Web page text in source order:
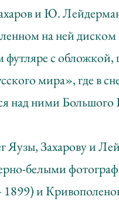
и Ю.
на ней диском
с обложкой,
мира», где в
над ними Большого
Яузы, Захарову и
белыми
1899) и